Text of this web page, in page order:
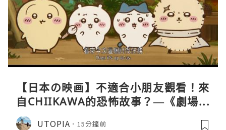
【日本の映画】不適合小朋友觀看！來
自CHIIKAWA的恐怖故事？—《劇場版
CHIIKAWA 人魚島的秘密》
UTOPIA 15分鐘前